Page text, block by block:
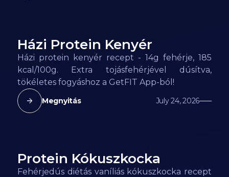
185kcal
Házi Protein Kenyér
Házi protein kenyér recept - 14g fehérje, 185
kcal/100g. Extra tojásfehérjével dúsítva,
tökéletes fogyáshoz a GetFIT App-ból!
Megnyitás July 24, 2026
165kcal
Protein Kókuszkocka
Fehérjedús diétás vaníliás kókuszkocka recept